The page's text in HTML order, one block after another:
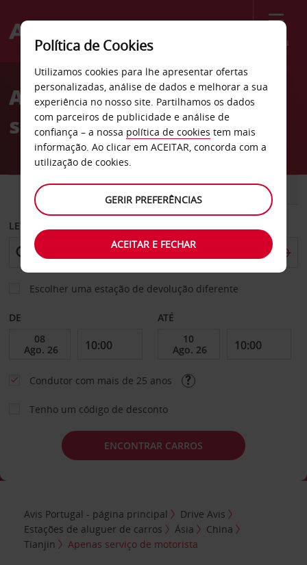
Menu
Welcome
AvisAluguer de carros Apenas
serviço de motorista
CARRO COMERCIAIS
LEVANTAR EM
Escolher uma estação de devolução diferente
DE ATÉ
Condutor com mais de 25 anos
Tenho um código de desconto
ENCONTRAR CARROS
Avis Portugal - página principal
Drive Avis
Estações de aluguer de carros
Ásia
China
Tianjin
Apenas serviço de motorista
Política de Cookies
Utilizamos cookies para lhe apresentar ofertas
personalizadas, análise de dados e melhorar a sua
experiência no nosso site. Partilhamos os dados
com parceiros de publicidade e análise de
confiança – a nossa política de cookies tem mais
informação. Ao clicar em ACEITAR, concorda com a
utilização de cookies.
GERIR PREFERÊNCIAS
ACEITAR E FECHAR